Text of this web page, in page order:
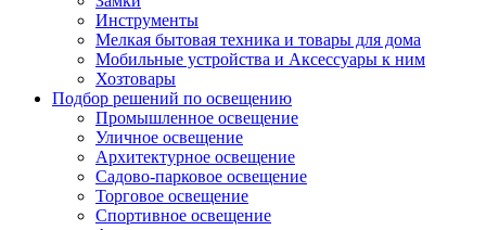
Инструменты
Мелкая бытовая техника и товары для дома
Мобильные устройства и Аксессуары к ним
Хозтовары
Подбор решений по освещению
Промышленное освещение
Уличное освещение
Архитектурное освещение
Садово-парковое освещение
Торговое освещение
Спортивное освещение